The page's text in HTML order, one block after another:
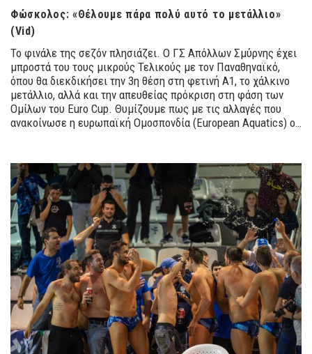
Φώσκολος: «Θέλουμε πάρα πολύ αυτό το μετάλλιο»
(Vid)
Το φινάλε της σεζόν πλησιάζει. Ο ΓΣ Απόλλων Σμύρνης έχει
μπροστά του τους μικρούς Τελικούς με τον Παναθηναϊκό,
όπου θα διεκδικήσει την 3η θέση στη φετινή Α1, το χάλκινο
μετάλλιο, αλλά και την απευθείας πρόκριση στη φάση των
Ομίλων του Euro Cup. Θυμίζουμε πως με τις αλλαγές που
ανακοίνωσε η ευρωπαϊκή Ομοσπονδία (European Aquatics) o…